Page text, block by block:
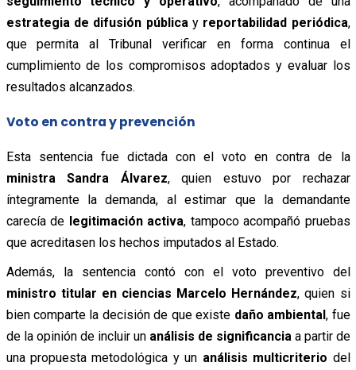
estrategia de difusión pública y reportabilidad periódica,
que permita al Tribunal verificar en forma continua el
cumplimiento de los compromisos adoptados y evaluar los
resultados alcanzados.
Voto en contra y prevención
Esta sentencia fue dictada con el voto en contra de la
ministra Sandra Álvarez, quien estuvo por rechazar
íntegramente la demanda, al estimar que la demandante
carecía de legitimación activa, tampoco acompañó pruebas
que acreditasen los hechos imputados al Estado.
Además, la sentencia contó con el voto preventivo del
ministro titular en ciencias Marcelo Hernández, quien si
bien comparte la decisión de que existe daño ambiental, fue
de la opinión de incluir un análisis de significancia a partir de
una propuesta metodológica y un análisis multicriterio del